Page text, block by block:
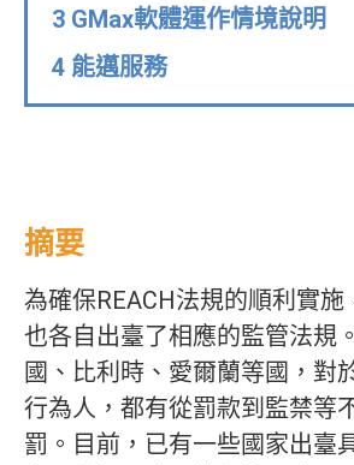
3 GMax軟體運作情境說明
4 能邁服務
摘要
為確保REACH法規的順利實施
也各自出臺了相應的監管法規
國、比利時、愛爾蘭等國，對
行為人，都有從罰款到監禁等
罰。目前，已有一些國家出臺